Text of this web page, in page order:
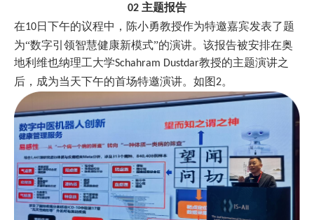
02 主题报告
在10日下午的议程中，陈小勇教授作为特邀嘉宾发表了题
为“数字引领智慧健康新模式”的演讲。该报告被安排在奥
地利维也纳理工大学Schahram Dustdar教授的主题演讲之
后，成为当天下午的首场特邀演讲。 如图2。